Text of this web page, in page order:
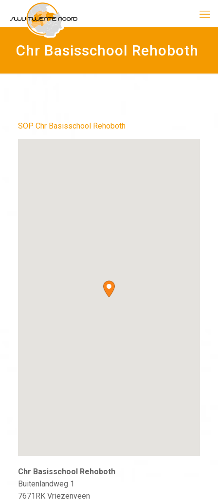
Chr Basisschool Rehoboth
SOP Chr Basisschool Rehoboth
Chr Basisschool Rehoboth
Buitenlandweg 1
7671RK Vriezenveen